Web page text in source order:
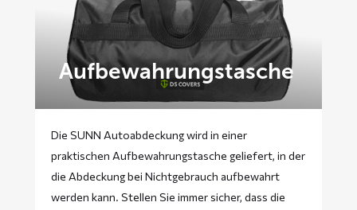
Aufbewahrungstasche
Die SUNN Autoabdeckung wird in einer
praktischen Aufbewahrungstasche geliefert, in der
die Abdeckung bei Nichtgebrauch aufbewahrt
werden kann. Stellen Sie immer sicher, dass die